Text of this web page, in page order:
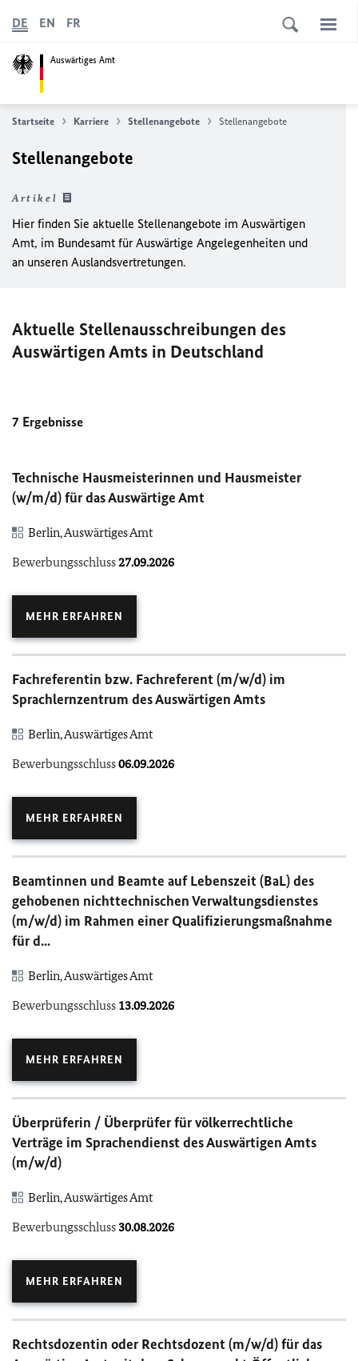
Auswärtiges Amt
DE EN FR
Startseite Karriere Stellenangebote Stellenangebote
Stellenangebote
Artikel
Hier finden Sie aktuelle Stellenangebote im Auswärtigen
Amt, im Bundesamt für Auswärtige Angelegenheiten und
an unseren Auslandsvertretungen.
Aktuelle Stellenausschreibungen des
Auswärtigen Amts in Deutschland
7 Ergebnisse
Technische Hausmeisterinnen und Hausmeister
(w/m/d) für das Auswärtige Amt
Berlin, Auswärtiges Amt
Bewerbungsschluss27.09.2026
MEHR ERFAHREN
Fachreferentin bzw. Fachreferent (m/w/d) im
Sprachlernzentrum des Auswärtigen Amts
Berlin, Auswärtiges Amt
Bewerbungsschluss06.09.2026
MEHR ERFAHREN
Beamtinnen und Beamte auf Lebenszeit (BaL) des
gehobenen nichttechnischen Verwaltungsdienstes
(m/w/d) im Rahmen einer Qualifizierungsmaßnahme
für d...
Berlin, Auswärtiges Amt
Bewerbungsschluss 13.09.2026
MEHR ERFAHREN
Überprüferin / Überprüfer für völkerrechtliche
Verträge im Sprachendienst des Auswärtigen Amts
(m/w/d)
Berlin, Auswärtiges Amt
Bewerbungsschluss 30.08.2026
MEHR ERFAHREN
Rechtsdozentin oder Rechtsdozent (m/w/d) für das